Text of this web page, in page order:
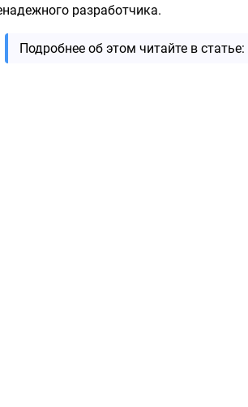
разработчика.
Подробнее об этом читайте в статье: